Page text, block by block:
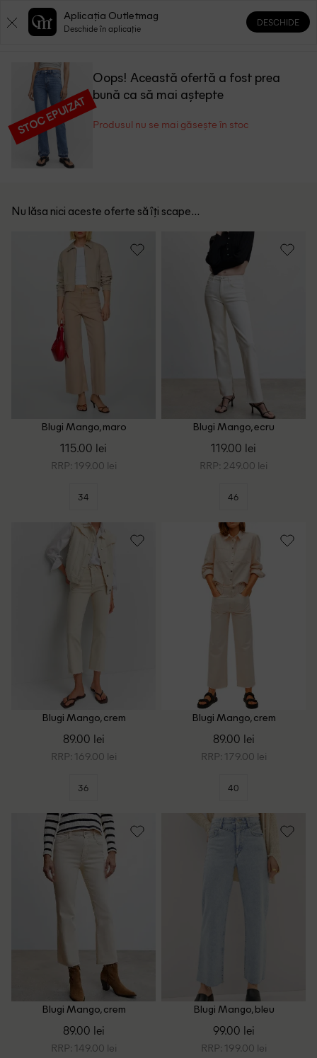
0 0
STOC EPUIZAT
Oops! Această ofertă a fost prea
bună ca să mai aștepte
Produsul nu se mai găsește în stoc
Nu lăsa nici aceste oferte să îți scape...
Blugi Mango, maro
115.00 lei
RRP: 199.00 lei
34
Blugi Mango, ecru
119.00 lei
RRP: 249.00 lei
46
Blugi Mango, crem
89.00 lei
RRP: 169.00 lei
36
Blugi Mango, crem
89.00 lei
RRP: 179.00 lei
40
Blugi Mango, crem
89.00 lei
RRP: 149.00 lei
Blugi Mango, bleu
99.00 lei
RRP: 199.00 lei
Aplicația Outletmag
Deschide în aplicație
DESCHIDE